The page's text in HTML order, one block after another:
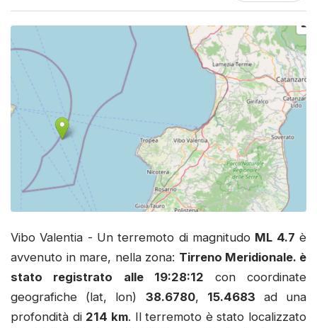
Vibo Valentia - Un terremoto di magnitudo ML 4.7 è
avvenuto in mare, nella zona: Tirreno Meridionale. è
stato registrato alle 19:28:12 con coordinate
geografiche (lat, lon) 38.6780, 15.4683 ad una
profondità di 214 km. Il terremoto è stato localizzato